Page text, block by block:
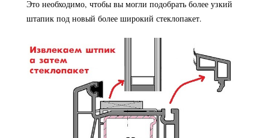
Это необходимо, чтобы вы могли подобрать более узкий
штапик под новый более широкий стеклопакет.